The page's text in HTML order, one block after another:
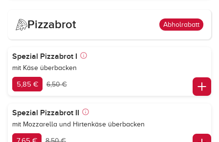
Pizzabrot Abholrabatt
Spezial Pizzabrot I
mit Käse überbacken
5,85 € 6,50 €
Spezial Pizzabrot II
mit Mozzarella und Hirtenkäse überbacken